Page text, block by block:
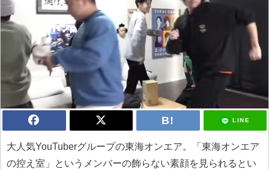
LINE
大人気YouTuberグループの東海オンエア。「東海オンエア
の控え室」というメンバーの飾らない素顔を見られるとい